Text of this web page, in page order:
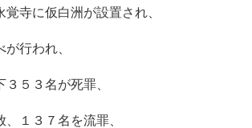
覚寺に仮白洲が設置され、
行われ、
５３名が死罪、
、１３７名を流罪、